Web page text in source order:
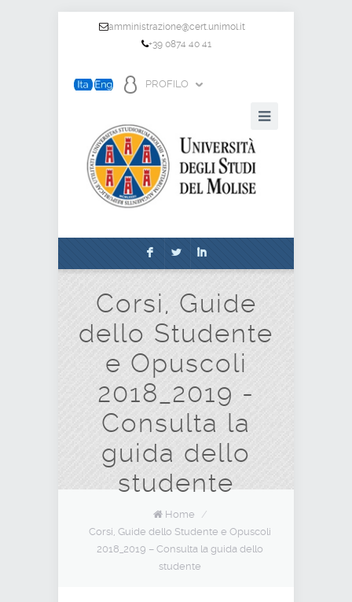
amministrazione@cert.unimol.it
+39 0874 40 41
PROFILO
F L I
Corsi, Guide
dello Studente
e Opuscoli
2018_2019 -
Consulta la
guida dello
studente
Home
/
Corsi, Guide dello Studente e Opuscoli
2018_2019 – Consulta la guida dello
studente